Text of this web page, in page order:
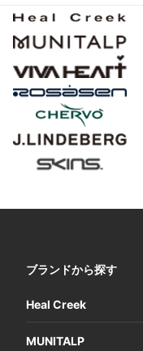
ブランドから探す
Heal Creek
MUNITALP